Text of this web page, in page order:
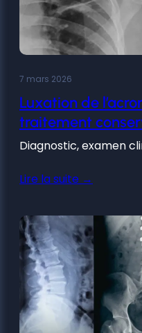
7 mars 2026
Luxation de
traitement
Diagnostic, examen
Lire la suite →